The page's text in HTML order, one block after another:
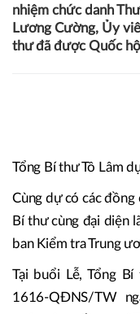
nhiệm chức danh
Lương Cường, Ủy
thư đã được Quốc
Tổng Bí thư Tô Lâm
Cùng dự có các
Bí thư cùng đại diện
ban Kiểm tra Trung
Tại buổi Lễ, Tổng
1616-QĐNS/TW